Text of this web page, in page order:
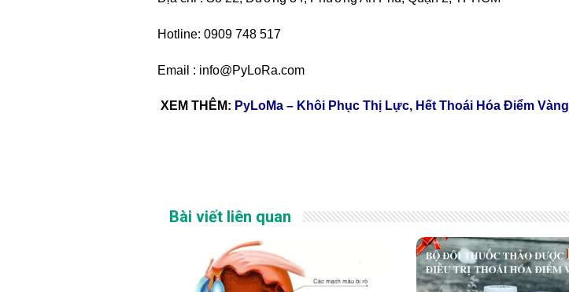
Hotline: 0909 748 517
Email : info@PyLoRa.com
XEM THÊM: PyLoMa – Khôi Phục Thị Lực, Hết Thoái Hóa Điểm Vàng
Bài viết liên quan